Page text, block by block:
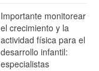
Importante monitorear
el crecimiento y la
actividad física para el
desarrollo infantil:
especialistas